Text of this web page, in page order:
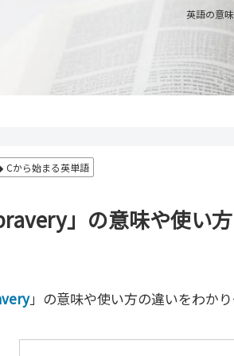
英語の意
Cから始まる英単語
」の意味や使い
」の意味や使い方の違いをわかり